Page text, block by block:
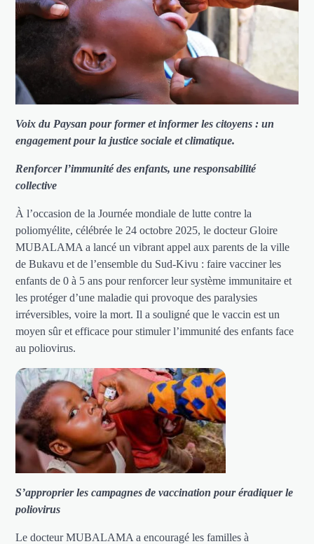
Voix du Paysan pour former et informer les citoyens : un
engagement pour la justice sociale et climatique.
Renforcer l’immunité des enfants, une responsabilité
collective
À l’occasion de la Journée mondiale de lutte contre la
poliomyélite, célébrée le 24 octobre 2025, le docteur Gloire
MUBALAMA a lancé un vibrant appel aux parents de la ville
de Bukavu et de l’ensemble du Sud-Kivu : faire vacciner les
enfants de 0 à 5 ans pour renforcer leur système immunitaire et
les protéger d’une maladie qui provoque des paralysies
irréversibles, voire la mort. Il a souligné que le vaccin est un
moyen sûr et efficace pour stimuler l’immunité des enfants face
au poliovirus.
S’approprier les campagnes de vaccination pour éradiquer le
poliovirus
Le docteur MUBALAMA a encouragé les familles à